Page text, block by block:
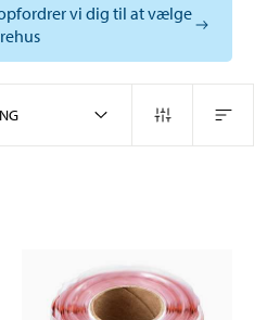
vi dig til at vælge